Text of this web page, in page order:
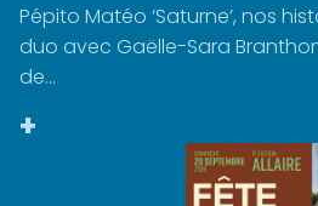
Pépito Matéo ‘Saturne’, nos
duo avec Gaëlle-Sara
de...
+